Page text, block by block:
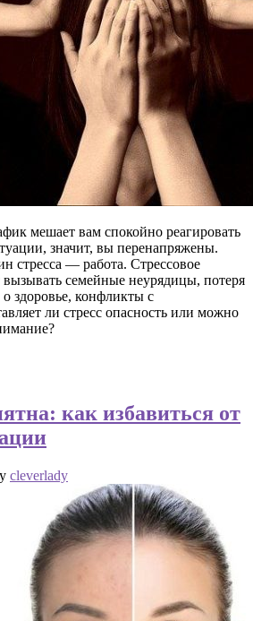
мешает вам спокойно реагировать
значит, вы перенапряжены.
стресса — работа. Стрессовое
вызывать семейные неурядицы, потеря
здоровье, конфликты с
ли стресс опасность или можно
как избавиться от
cleverlady